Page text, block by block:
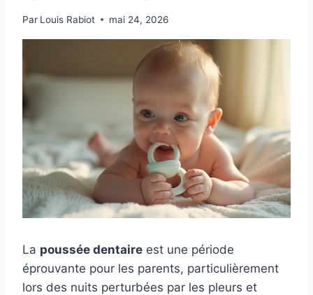
Par Louis Rabiot mai 24, 2026
La poussée dentaire est une période
éprouvante pour les parents, particulièrement
lors des nuits perturbées par les pleurs et